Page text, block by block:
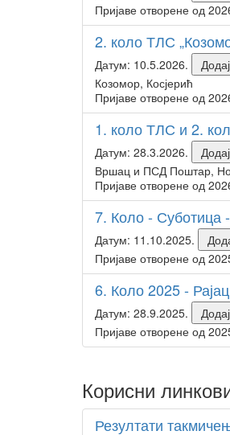
Пријаве отворене од
2. коло ТЛС
Датум: 10.5.2026.
Козомор, Косјерић
Пријаве отворене од
1. коло ТЛС и 2.
Датум: 28.3.2026.
Вршац и ПСД Поштар,
Пријаве отворене од
7. Коло - Суботица
Датум: 11.10.2025.
Пријаве отворене од
6. Коло 2025 - Рајац
Датум: 28.9.2025.
Пријаве отворене од
Корисни
Резултати